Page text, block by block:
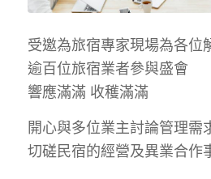
受邀為旅宿專家現場為各位
逾百位旅宿業者參與盛會
響應滿滿 收穫滿滿
開心與多位業主討論管理需
切磋民宿的經營及異業合作